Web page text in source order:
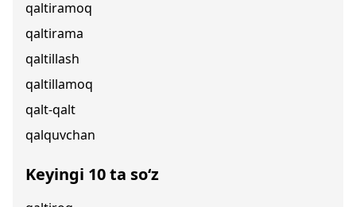
qaltiramoq
qaltirama
qaltillash
qaltillamoq
qalt-qalt
qalquvchan
Keyingi 10 ta so‘z